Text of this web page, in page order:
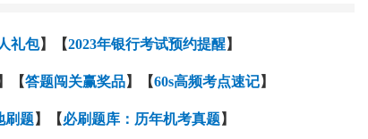
礼包】【2023年银行考试预约提醒】
】【答题闯关赢奖品】【60s高频考点速记】
刷题】【必刷题库：历年机考真题】